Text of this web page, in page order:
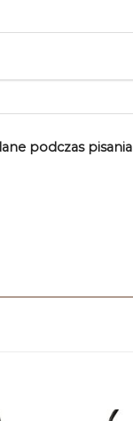
podczas pisania